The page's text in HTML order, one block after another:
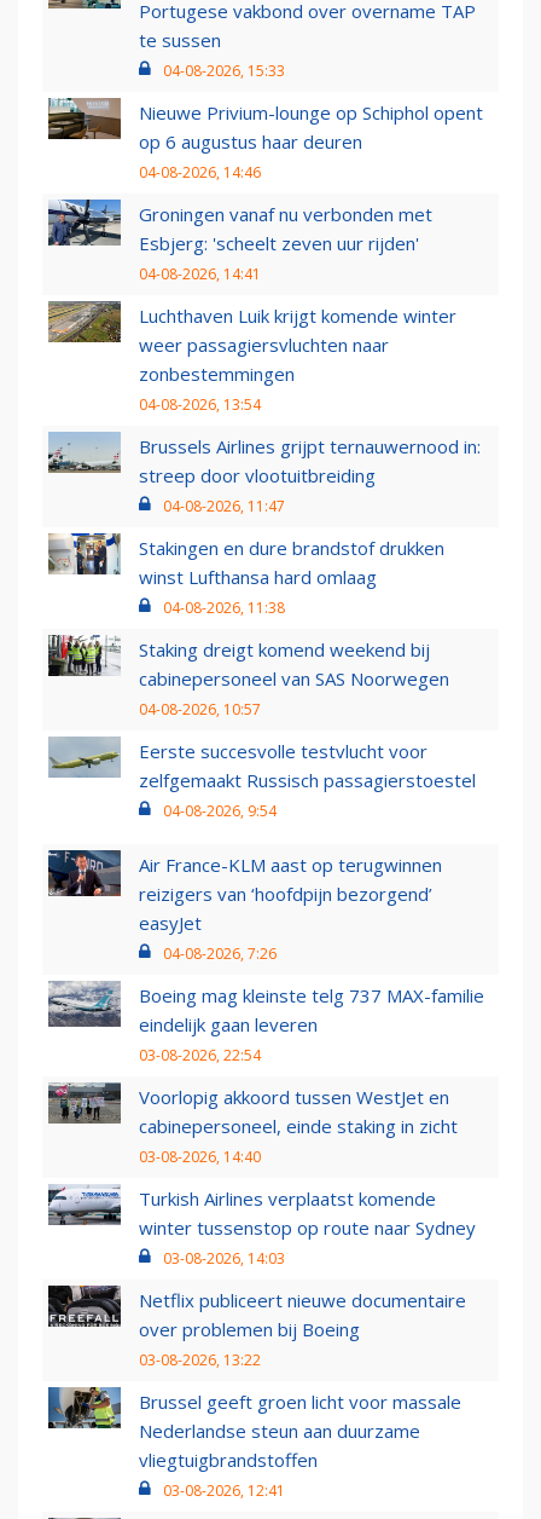
Portugese vakbond over overname TAP
te sussen
04-08-2026, 15:33
Nieuwe Privium-lounge op Schiphol opent
op 6 augustus haar deuren
04-08-2026, 14:46
Groningen vanaf nu verbonden met
Esbjerg: 'scheelt zeven uur rijden'
04-08-2026, 14:41
Luchthaven Luik krijgt komende winter
weer passagiersvluchten naar
zonbestemmingen
04-08-2026, 13:54
Brussels Airlines grijpt ternauwernood in:
streep door vlootuitbreiding
04-08-2026, 11:47
Stakingen en dure brandstof drukken
winst Lufthansa hard omlaag
04-08-2026, 11:38
Staking dreigt komend weekend bij
cabinepersoneel van SAS Noorwegen
04-08-2026, 10:57
Eerste succesvolle testvlucht voor
zelfgemaakt Russisch passagierstoestel
04-08-2026, 9:54
Air France-KLM aast op terugwinnen
reizigers van ‘hoofdpijn bezorgend’
easyJet
04-08-2026, 7:26
Boeing mag kleinste telg 737 MAX-familie
eindelijk gaan leveren
03-08-2026, 22:54
Voorlopig akkoord tussen WestJet en
cabinepersoneel, einde staking in zicht
03-08-2026, 14:40
Turkish Airlines verplaatst komende
winter tussenstop op route naar Sydney
03-08-2026, 14:03
Netflix publiceert nieuwe documentaire
over problemen bij Boeing
03-08-2026, 13:22
Brussel geeft groen licht voor massale
Nederlandse steun aan duurzame
vliegtuigbrandstoffen
03-08-2026, 12:41